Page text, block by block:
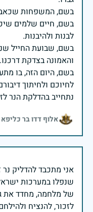
בשם, חיים שלמים
בשם, שבועת החייל
בשם, היום הזה, בו
נתחייב בהדלקת הנר
אלוף דדו בר
אני מתכבד להדליק נר
שנפלו במערכות
של מלחמה, מחדד את